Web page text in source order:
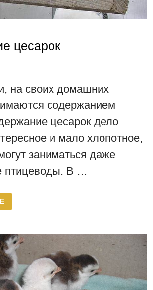
цесарок
на своих домашних
содержанием
цесарок дело
и мало хлопотное,
заниматься даже
птицеводы. В …